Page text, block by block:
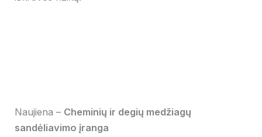
Naujiena – Cheminių ir degių medžiagų
sandėliavimo įranga